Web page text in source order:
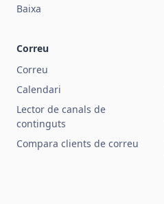
Baixa
Correu
Correu
Calendari
Lector de canals de
continguts
Compara clients de correu